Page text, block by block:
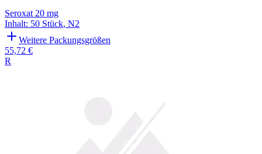
Seroxat 20 mg
Inhalt: 50 Stück, N2
Weitere Packungsgrößen
55,72 €
R